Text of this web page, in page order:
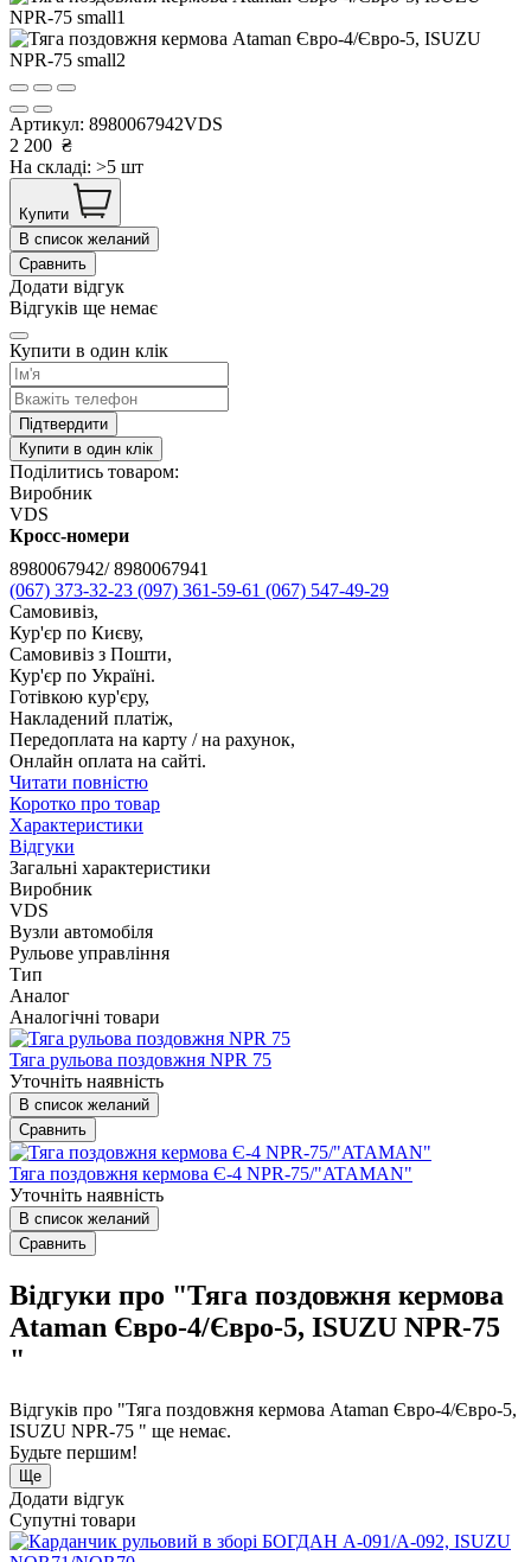
Артикул: 8980067942VDS
2 200 ₴
На складі: >5 шт
Купити
В список желаний
Сравнить
Додати відгук
Відгуків ще немає
Купити в один клік
Підтвердити
Купити в один клік
Поділитись товаром:
Виробник
VDS
Кросс-номери
8980067942/ 8980067941
(067) 373-32-23 (097) 361-59-61 (067) 547-49-29
Самовивіз,
Кур'єр по Києву,
Самовивіз з Пошти,
Кур'єр по Україні.
Готівкою кур'єру,
Накладений платіж,
Передоплата на карту / на рахунок,
Онлайн оплата на сайті.
Читати повністю
Коротко про товар
Характеристики
Відгуки
Загальні характеристики
Виробник
VDS
Вузли автомобіля
Рульове управління
Тип
Аналог
Аналогічні товари
Тяга рульова поздовжня NPR 75
Уточніть наявність
В список желаний
Сравнить
Тяга поздовжня кермова Є-4 NPR-75/"ATAMAN"
Уточніть наявність
В список желаний
Сравнить
Відгуки про "Тяга поздовжня кермова
Ataman Євро-4/Євро-5, ISUZU NPR-75
"
Відгуків про "Тяга поздовжня кермова Ataman Євро-4/Євро-5,
ISUZU NPR-75 " ще немає.
Будьте першим!
Ще
Додати відгук
Супутні товари